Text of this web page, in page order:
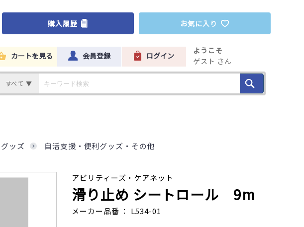
購入履歴 お気に入り
カートを見る 会員登録 ログイン
ようこそ
ゲスト さん
すべて ▼
ッズ 自活支援・便利グッズ・その他
アビリティーズ・ケアネット
滑り止め シートロール 9m
メーカー品番 ： L534-01